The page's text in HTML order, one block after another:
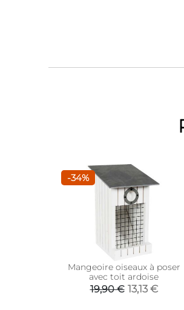
-34%
Mangeoire oiseaux à poser
avec toit ardoise
19,90 € 13,13 €